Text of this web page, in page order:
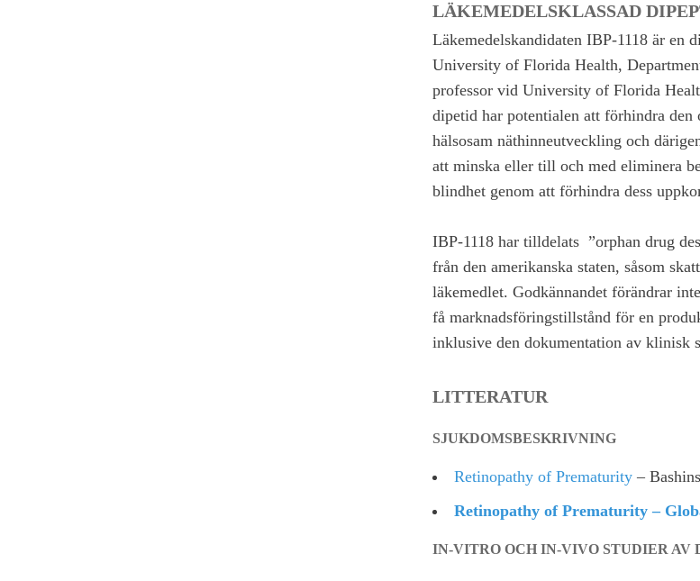
LÄKEMEDELSKLASSAD
Läkemedelskandidaten IBP-1118 är en
University of Florida Health,
professor vid University of Florida
dipetid har potentialen att förhindra
hälsosam näthinneutveckling och
att minska eller till och med eliminera
blindhet genom att förhindra dess
IBP-1118 har tilldelats ”orphan drug
från den amerikanska staten, såsom
läkemedlet. Godkännandet förändrar
få marknadsföringstillstånd för en
inklusive den dokumentation av klinisk
LITTERATUR
SJUKDOMSBESKRIVNING
Retinopathy of Prematurity –
Retinopathy of Prematurity –
IN-VITRO OCH IN-VIVO STUDIER AV